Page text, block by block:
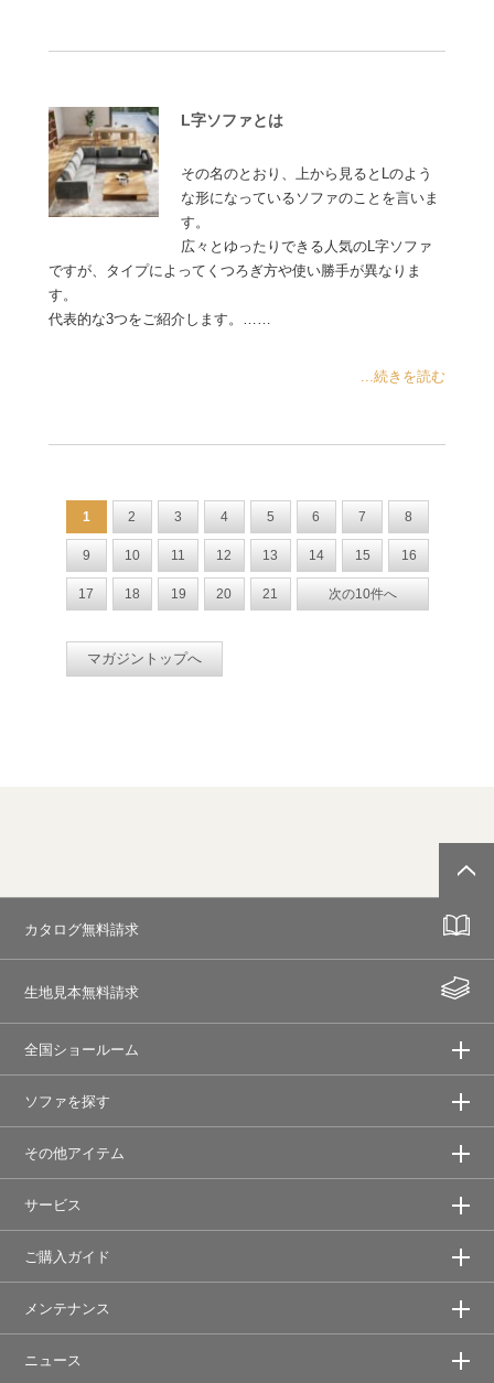
L字ソファとは
その名のとおり、上から見るとLのよう
な形になっているソファのことを言いま
す。
広々とゆったりできる人気のL字ソファ
ですが、タイプによってくつろぎ方や使い勝手が異なりま
す。
代表的な3つをご紹介します。……
...続きを読む
1 2 3 4 5 6 7 8
9 10 11 12 13 14 15 16
17 18 19 20 21 次の10件へ
マガジントップへ
カタログ無料請求
生地見本無料請求
全国ショールーム
ソファを探す
その他アイテム
サービス
ご購入ガイド
メンテナンス
ニュース